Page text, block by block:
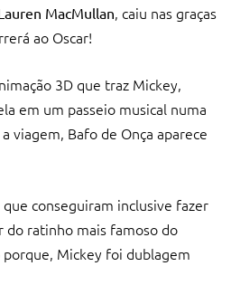
MacMullan, caiu nas graças
ao Oscar!
3D que traz Mickey,
em um passeio musical numa
viagem, Bafo de Onça aparece
conseguiram inclusive fazer
do ratinho mais famoso do
Mickey foi dublagem